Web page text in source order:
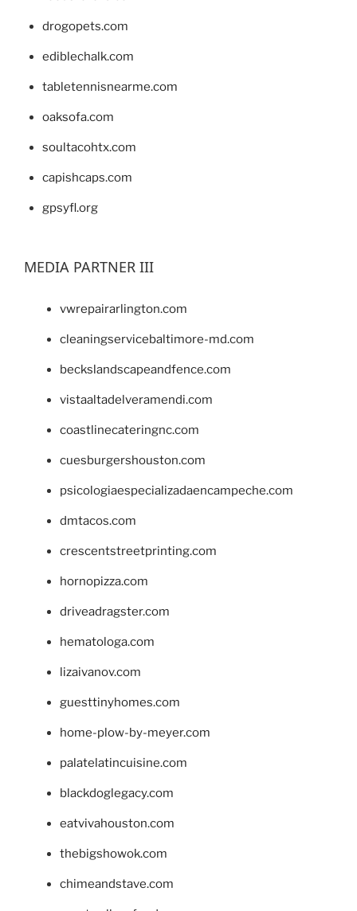
drogopets.com
ediblechalk.com
tabletennisnearme.com
oaksofa.com
soultacohtx.com
capishcaps.com
gpsyfl.org
MEDIA PARTNER III
vwrepairarlington.com
cleaningservicebaltimore-md.com
beckslandscapeandfence.com
vistaaltadelveramendi.com
coastlinecateringnc.com
cuesburgershouston.com
psicologiaespecializadaencampeche.com
dmtacos.com
crescentstreetprinting.com
hornopizza.com
driveadragster.com
hematologa.com
lizaivanov.com
guesttinyhomes.com
home-plow-by-meyer.com
palatelatincuisine.com
blackdoglegacy.com
eatvivahouston.com
thebigshowok.com
chimeandstave.com